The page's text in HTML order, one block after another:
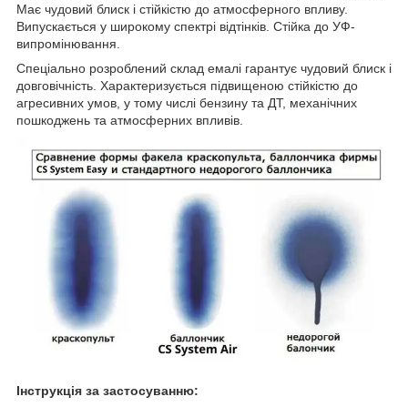
Має чудовий блиск і стійкістю до атмосферного впливу.
Випускається у широкому спектрі відтінків. Стійка до УФ-
випромінювання.
Спеціально розроблений склад емалі гарантує чудовий блиск і
довговічність. Характеризується підвищеною стійкістю до
агресивних умов, у тому числі бензину та ДТ, механічних
пошкоджень та атмосферних впливів.
Інструкція за застосуванню: